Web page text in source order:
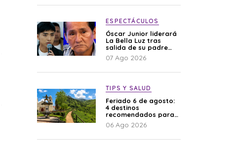
ESPECTÁCULOS
Óscar Junior liderará
La Bella Luz tras
salida de su padre
por polémica con
Naldy Saldaña
07 Ago 2026
TIPS Y SALUD
Feriado 6 de agosto:
4 destinos
recomendados para
disfrutar el descanso
06 Ago 2026